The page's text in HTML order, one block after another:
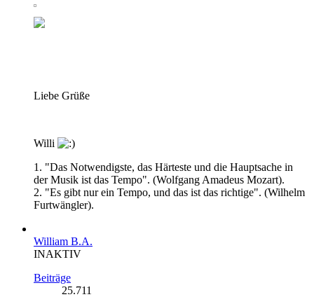
Liebe Grüße
Willi
1. "Das Notwendigste, das Härteste und die Hauptsache in
der Musik ist das Tempo". (Wolfgang Amadeus Mozart).
2. "Es gibt nur ein Tempo, und das ist das richtige". (Wilhelm
Furtwängler).
William B.A.
INAKTIV
Beiträge
25.711